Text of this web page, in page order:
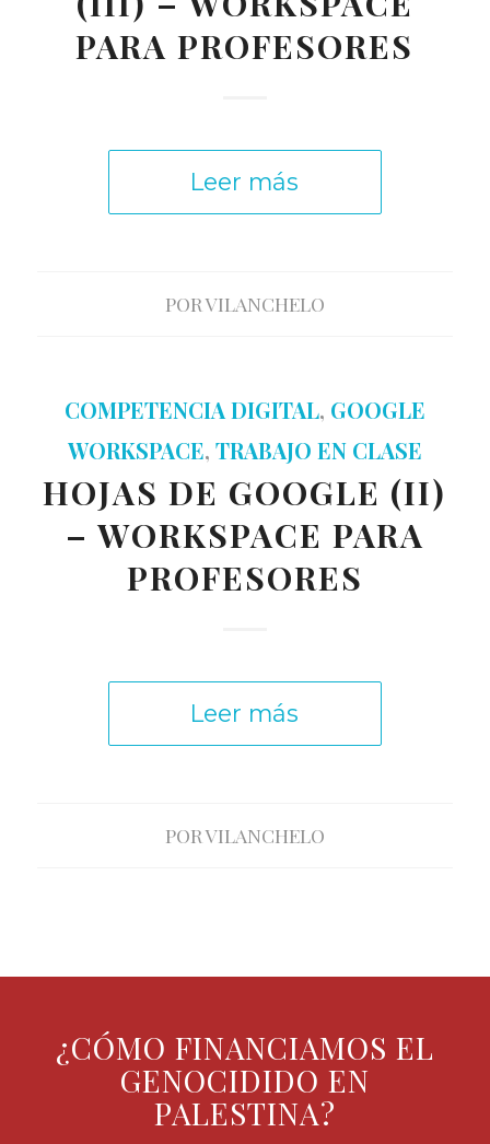
PARA PROFESORES
Leer más
PORVILANCHELO
COMPETENCIA DIGITAL, GOOGLE
WORKSPACE, TRABAJO EN CLASE
HOJAS DE GOOGLE (II)
– WORKSPACE PARA
PROFESORES
Leer más
PORVILANCHELO
¿CÓMO FINANCIAMOS EL
GENOCIDIDO EN
PALESTINA?